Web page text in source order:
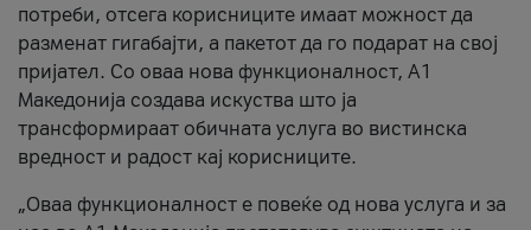
потреби, отсега корисниците имаат можност да
разменат гигабајти, а пакетот да го подарат на свој
пријател. Со оваа нова функционалност, А1
Македонија создава искуства што ја
трансформираат обичната услуга во вистинска
вредност и радост кај корисниците.
„Оваа функционалност е повеќе од нова услуга и за